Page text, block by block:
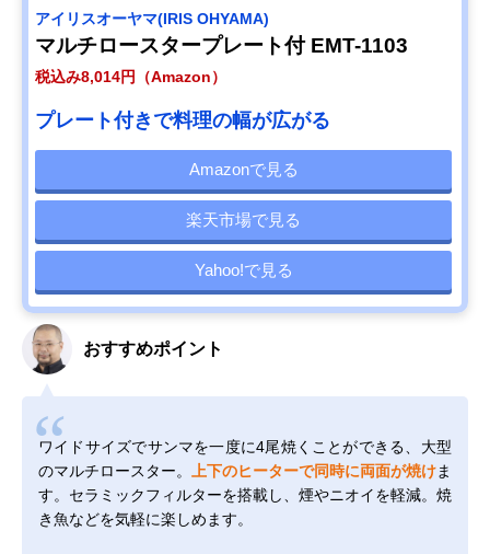
アイリスオーヤマ(IRIS OHYAMA)
マルチロースタープレート付 EMT-1103
税込み8,014円（Amazon）
プレート付きで料理の幅が広がる
Amazonで見る
楽天市場で見る
Yahoo!で見る
おすすめポイント
ワイドサイズでサンマを一度に4尾焼くことができる、大型
のマルチロースター。
上下のヒーターで同時に両面が焼けま
す。セラミックフィルターを搭載し、煙やニオイを軽減。焼
き魚などを気軽に楽しめます。